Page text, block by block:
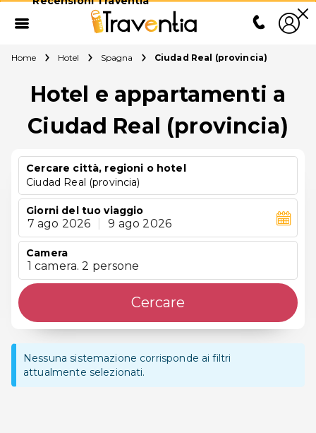
Home Hotel Spagna Ciudad Real (provincia)
Hotel e appartamenti a
Ciudad Real (provincia)
Cercare città, regioni o hotel
Ciudad Real (provincia)
Giorni del tuo viaggio
7 ago 2026 9 ago 2026
Camera
1 camera. 2 persone
Cercare
Nessuna sistemazione corrisponde ai filtri
attualmente selezionati.